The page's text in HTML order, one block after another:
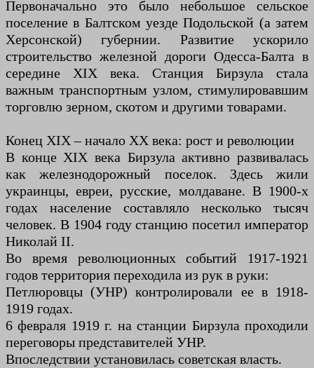
Первоначально это было небольшое сельское
поселение в Балтском уезде Подольской (а затем
Херсонской) губернии. Развитие ускорило
строительство железной дороги Одесса-Балта в
середине XIX века. Станция Бирзула стала
важным транспортным узлом, стимулировавшим
торговлю зерном, скотом и другими товарами.
Конец XIX – начало XX века: рост и революции
В конце XIX века Бирзула активно развивалась
как железнодорожный поселок. Здесь жили
украинцы, евреи, русские, молдаване. В 1900-х
годах население составляло несколько тысяч
человек. В 1904 году станцию ​​посетил император
Николай II.
Во время революционных событий 1917-1921
годов территория переходила из рук в руки:
Петлюровцы (УНР) контролировали ее в 1918-
1919 годах.
6 февраля 1919 г. на станции Бирзула проходили
переговоры представителей УНР.
Впоследствии установилась советская власть.